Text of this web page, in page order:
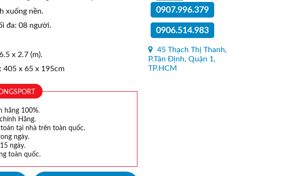
xuống nền.
đa: 08 người.
x 2.7 (m).
405 x 65 x 195cm
hãng 100%.
Hãng.
tại nhà trên toàn quốc.
ngày.
ngày.
toàn quốc.
0907.996.379
0906.514.983
45 Thạch Thị Thanh,
P.Tân Định, Quận 1,
TP.HCM